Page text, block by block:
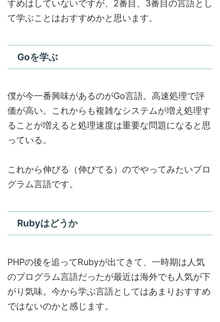
すめはしていないですが、2番目、3番目の言語とし
て学ぶことはおすすめかと思います。
Goを学ぶ
僕が今一番興味があるのがGo言語。高速処理で評
価が高い。これからも複雑なシステムが増え処理す
ることが増えると処理速度は重要な問題になると思
っている。
これから伸びる（伸びてる）のでやってみたいプロ
グラム言語です。
Rubyはどうか
PHPの後を追ってRubyが出てきて、一時期は人気
のプログラム言語だったが最近は海外でも人気が下
がり気味。今から学ぶ言語としてはあまりおすすめ
ではないのかと感じます。